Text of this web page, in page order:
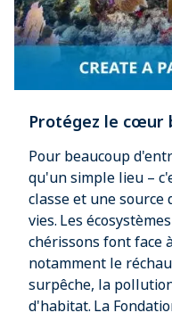
Protégez le cœur
Pour beaucoup
qu'un simple lieu –
classe et une source
vies. Les
chérissons font face
notamment le
surpêche, la
d'habitat. La